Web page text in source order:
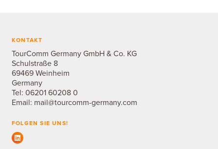
KONTAKT
TourComm Germany GmbH & Co. KG
Schulstraße 8
69469 Weinheim
Germany
Tel: 06201 60208 0
Email: mail@tourcomm-germany.com
FOLGEN SIE UNS!